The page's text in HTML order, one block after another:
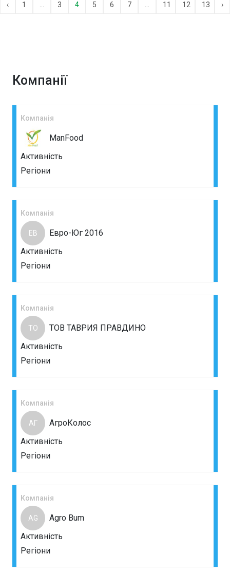
‹ 1 3 4 5 6 7 11 12 13 ›
Компанії
Компанія
ManFood
Активність
Регіони
Компанія
ЕВ
Евро-Юг 2016
Активність
Регіони
Компанія
ТО
ТОВ ТАВРИЯ ПРАВДИНО
Активність
Регіони
Компанія
АГ
АгроКолос
Активність
Регіони
Компанія
AG
Agro Bum
Активність
Регіони